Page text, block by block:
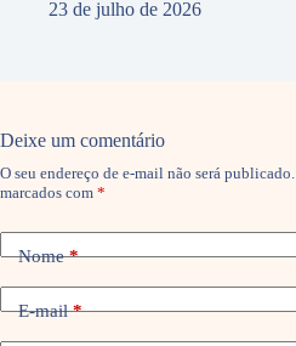
23 de julho de 2026
Deixe um comentário
O seu endereço de e-mail não será publicado.
marcados com *
Nome*
E-mail*